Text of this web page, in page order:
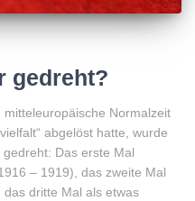
gedreht?
Normalzeit
abgelöst hatte, wurde
Das erste Mal
– 1919), das zweite Mal
dritte Mal als etwas